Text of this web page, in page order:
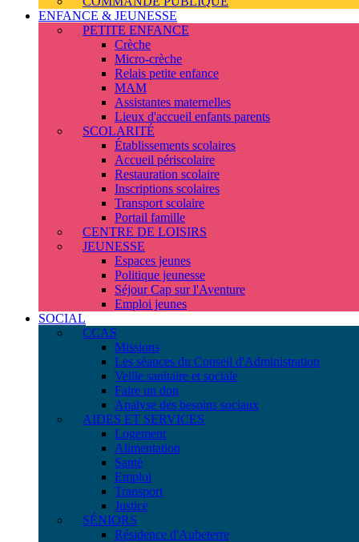
ENFANCE & JEUNESSE
PETITE ENFANCE
Crèche
Micro-crèche
Relais petite enfance
MAM
Assistantes maternelles
Lieux d'accueil enfants parents
SCOLARITÉ
Établissements scolaires
Accueil périscolaire
Restauration scolaire
Inscriptions scolaires
Transport scolaire
Portail famille
CENTRE DE LOISIRS
JEUNESSE
Espaces jeunes
Politique jeunesse
Séjour Cap sur l'Aventure
Emploi jeunes
SOCIAL
CCAS
Missions
Les séances du Conseil d'Administration
Veille sanitaire et sociale
Faire un don
Analyse des besoins sociaux
AIDES ET SERVICES
Logement
Alimentation
Santé
Emploi
Transport
Justice
SÉNIORS
Résidence d'Aubeterre